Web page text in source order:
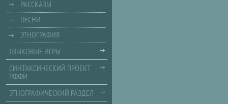
РАССКАЗЫ
ПЕСНИ
ЭТНОГРАФИЯ
ЯЗЫКОВЫЕ ИГРЫ
СИНТАКСИЧЕСКИЙ ПРОЕКТ
РФФИ
ЭТНОГРАФИЧЕСКИЙ РАЗДЕЛ